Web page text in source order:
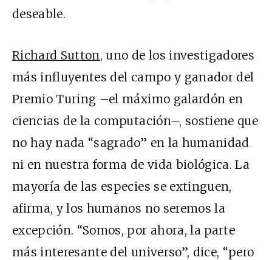
deseable.
Richard Sutton, uno de los investigadores
más influyentes del campo y ganador del
Premio Turing –el máximo galardón en
ciencias de la computación–, sostiene que
no hay nada “sagrado” en la humanidad
ni en nuestra forma de vida biológica. La
mayoría de las especies se extinguen,
afirma, y los humanos no seremos la
excepción. “Somos, por ahora, la parte
más interesante del universo”, dice, “pero